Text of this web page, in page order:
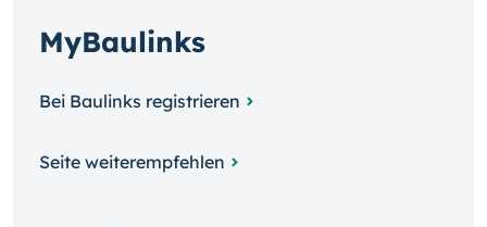
MyBaulinks
Bei Baulinks registrieren
Seite weiterempfehlen